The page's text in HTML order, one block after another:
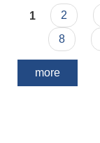
Pages
1 2
8
more